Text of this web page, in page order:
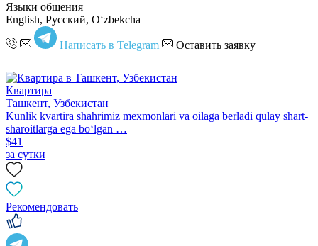
Языки общения
English, Русский, Oʻzbekcha
Написать в Telegram Оставить заявку
Квартира
Ташкент, Узбекистан
Kunlik kvartira shahrimiz mexmonlari va oilaga berladi qulay shart-
sharoitlarga ega boʻlgan …
$41
за сутки
Рекомендовать